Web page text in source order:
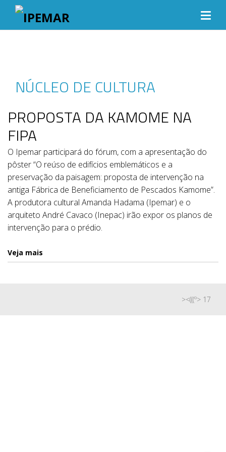
NÚCLEO DE CULTURA
PROPOSTA DA KAMOME NA
FIPA
O Ipemar participará do fórum, com a apresentação do
pôster “O reúso de edifícios emblemáticos e a
preservação da paisagem: proposta de intervenção na
antiga Fábrica de Beneficiamento de Pescados Kamome”.
A produtora cultural Amanda Hadama (Ipemar) e o
arquiteto André Cavaco (Inepac) irão expor os planos de
intervenção para o prédio.
Veja mais
><(((º> 17